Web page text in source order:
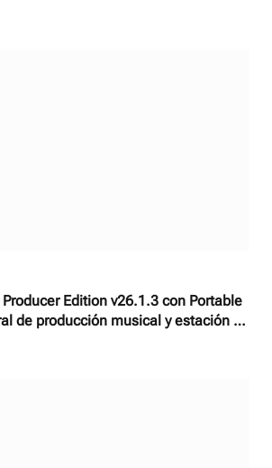
Edition v26.1.3 con Portable
de producción musical y estación de